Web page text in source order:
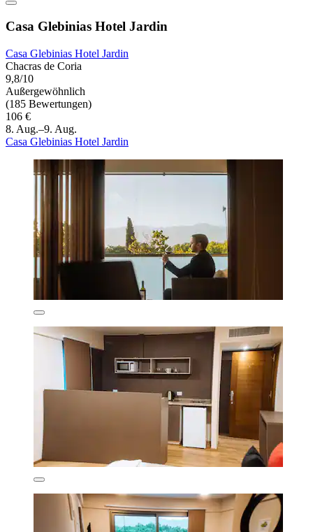
Casa Glebinias Hotel Jardin
Casa Glebinias Hotel Jardin
Chacras de Coria
9,8/10
Außergewöhnlich
(185 Bewertungen)
106 €
8. Aug.–9. Aug.
Casa Glebinias Hotel Jardin